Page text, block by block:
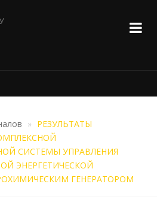
РЕЗУЛЬТАТЫ
СИСТЕМЫ УПРАВЛЕНИЯ
ЭНЕРГЕТИЧЕСКОЙ
ГЕНЕРАТОРОМ